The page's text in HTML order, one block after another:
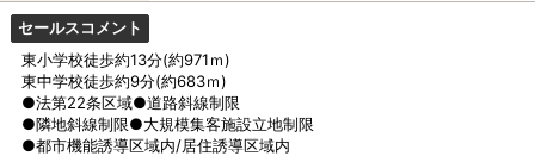
セールスコメント
東小学校徒歩約13分(約971ｍ)
東中学校徒歩約9分(約683ｍ)
●法第22条区域●道路斜線制限
●隣地斜線制限●大規模集客施設立地制限
●都市機能誘導区域内/居住誘導区域内